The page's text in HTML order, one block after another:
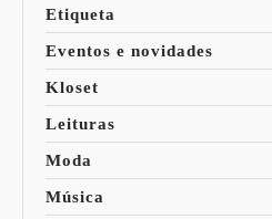
Etiqueta
Eventos e novidades
Kloset
Leituras
Moda
Música